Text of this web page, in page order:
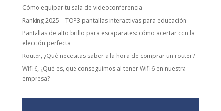
Cómo equipar tu sala de videoconferencia
Ranking 2025 – TOP3 pantallas interactivas para educación
Pantallas de alto brillo para escaparates: cómo acertar con la
elección perfecta
Router, ¿Qué necesitas saber a la hora de comprar un router?
Wifi 6, ¿Qué es, que conseguimos al tener Wifi 6 en nuestra
empresa?